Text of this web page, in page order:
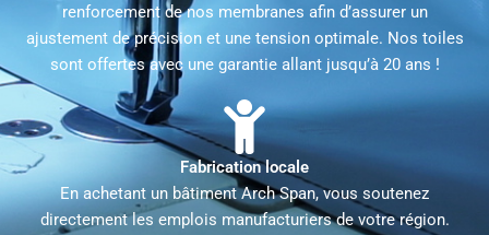
renforcement de nos membranes afin d’assurer un
ajustement de précision et une tension optimale. Nos toiles
sont offertes avec une garantie allant jusqu’à 20 ans !
Fabrication locale
En achetant un bâtiment Arch Span, vous soutenez
directement les emplois manufacturiers de votre région.